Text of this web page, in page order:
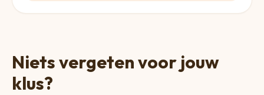
Niets vergeten voor jouw
klus?